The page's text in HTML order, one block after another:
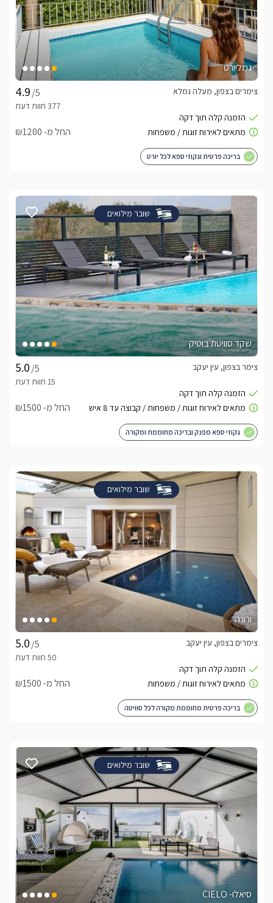
גמליורט
/5
צימרים בצפון, מעלה גמלא
החל מ- ₪1200
בריכה פרטית וגקוזי ספא לכל יורט
שובר מילואים
שקד סוויטת בוטיק
/5
צימר בצפון, עין יעקב
החל מ- ₪1500
גקוזי ספא מפנק ובריכה מחוממת ומקורה
שובר מילואים
ורונה
/5
צימרים בצפון, עין יעקב
החל מ- ₪1500
בריכה פרטית מחוממת מקורה לכל סוויטה
שובר מילואים
סיאלו- CIELO